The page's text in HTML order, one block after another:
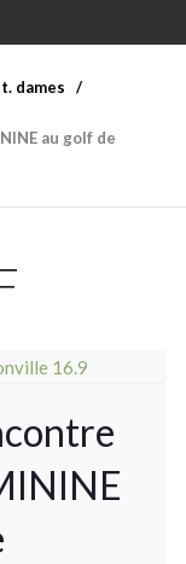
dames
au golf de